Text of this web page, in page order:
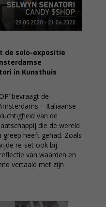
de solo-expositie
in Kunsthuis
bevraagt de
– Italiaanse
van de
die de wereld
heeft gehad. Zoals
re-set ook bij
van waarden en
vertaald met zijn